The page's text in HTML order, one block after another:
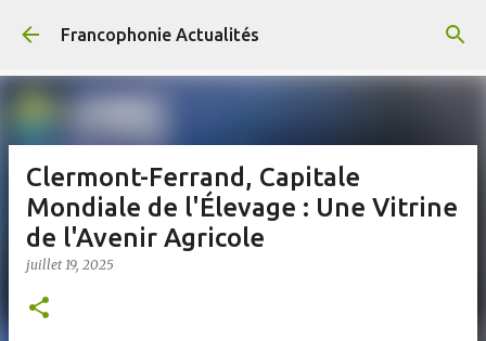
Accéder au contenu principal
Francophonie Actualités
Clermont-Ferrand, Capitale
Mondiale de l'Élevage : Une Vitrine
de l'Avenir Agricole
juillet 19, 2025